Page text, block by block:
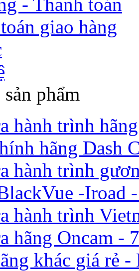
giao hàng
phẩm
hành trình
hãng Dash
hành trình
-Iroad
hành trình
hãng Oncam -
khác giá rẻ -